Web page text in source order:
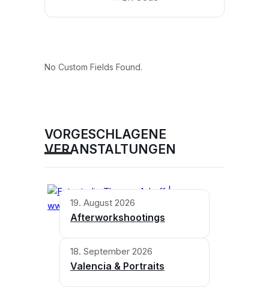
No Custom Fields Found.
VORGESCHLAGENE
VERANSTALTUNGEN
19. August 2026
Afterworkshootings
18. September 2026
Valencia & Portraits